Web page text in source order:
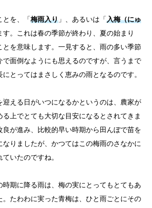
とを、「梅雨入り 」、あるいは「入梅（にゅ
す。これは春の季節が終わり、夏の始まり
とを意味します。一見すると、雨の多い季節
で面倒なようにも思えるのですが、言うまで
とってはまさしく恵みの雨となるのです。
迎える日がいつになるかというのは、農家が
る上でとても大切な目安になるとされてきま
良が進み、比較的早い時期から田んぼで苗を
なりましたが、かつてはこの梅雨のさなかに
いたのですね。
時期に降る雨は、梅の実にとってもとてもあ
。たわわに実った青梅は、ひと雨ごとにその